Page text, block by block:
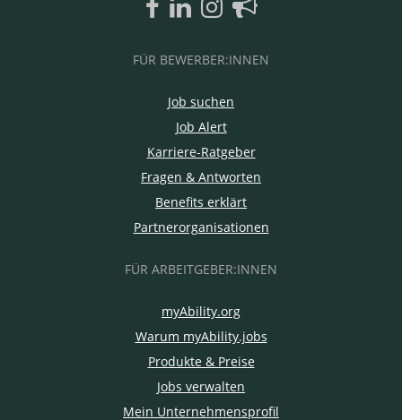
FÜR BEWERBER:INNEN
Job suchen
Job Alert
Karriere-Ratgeber
Fragen & Antworten
Benefits erklärt
Partnerorganisationen
FÜR ARBEITGEBER:INNEN
myAbility.org
Warum myAbility.jobs
Produkte & Preise
Jobs verwalten
Mein Unternehmensprofil